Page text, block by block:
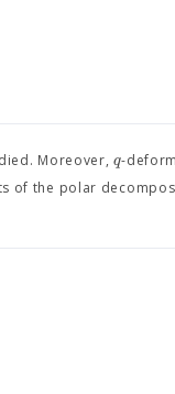
Moreover,q-
of the polar